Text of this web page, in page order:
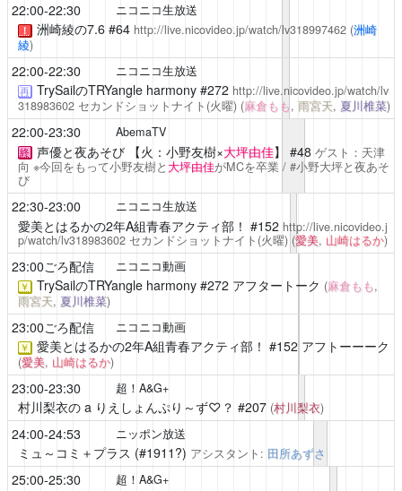
22:00-22:30
ニコニコ生放送
！ 洲崎綾の7.6#64 http://live.nicovideo.jp/watch/lv318997462 (洲崎
綾)
22:00-22:30 ニコニコ生放送
再 TrySailのTRYangle harmony#272 http://live.nicovideo.jp/watch/lv
318983602セカンドショットナイト(火曜) (麻倉もも, 雨宮天, 夏川椎菜)
22:00-23:30 AbemaTV
終 声優と夜あそび【火：小野友樹×大坪由佳】 #48 ゲスト：天津
向 ※今回をもって小野友樹と 大坪由佳がMCを卒業 / #小野大坪と夜あそ
び
22:30-23:00 ニコニコ生放送
愛美とはるかの2年A組青春アクティ部！ #152 http://live.nicovideo.j
p/watch/lv318983602セカンドショットナイト(火曜) (愛美, 山崎はるか)
23:00ごろ配信 ニコニコ動画
￥ TrySailのTRYangle harmony#272 アフタートーク (麻倉もも,
雨宮天, 夏川椎菜)
23:00ごろ配信 ニコニコ動画
￥ 愛美とはるかの2年A組青春アクティ部！ #152 アフトーーーク
(愛美, 山崎はるか)
23:00-23:30 超！A&G+
村川梨衣の a りえしょんぷり～ず♡？ #207 (村川梨衣)
24:00-24:53 ニッポン放送
ミュ～コミ＋プラス (#1911?) アシスタント: 田所あずさ
25:00-25:30 超！A&G+